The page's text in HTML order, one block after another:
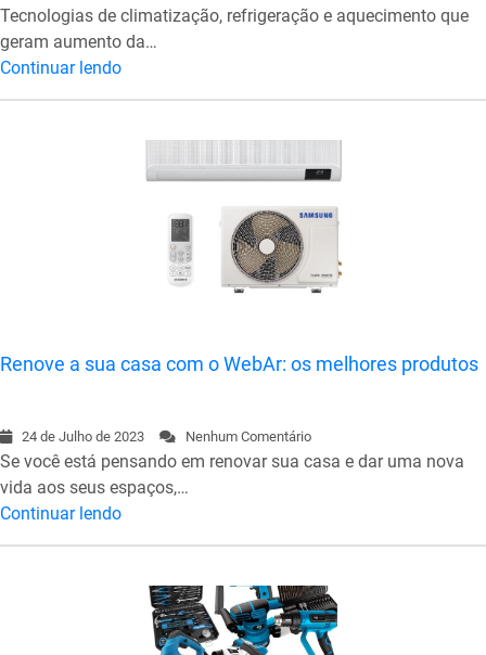
Tecnologias de climatização, refrigeração e aquecimento que
geram aumento da…
Continuar lendo
Renove a sua casa com o WebAr: os melhores produtos
24 de Julho de 2023 Nenhum Comentário
Se você está pensando em renovar sua casa e dar uma nova
vida aos seus espaços,…
Continuar lendo